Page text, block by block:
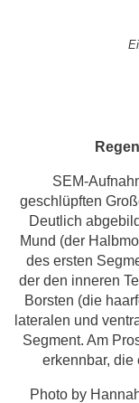
SEM-
geschlüpften
Deutlich
Mund (der
des ersten
der den inneren
Borsten (die
lateralen und
Segment. Am
erkennbar, die
Photo by